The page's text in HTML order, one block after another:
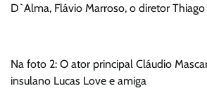
D`Alma, Flávio Marroso, o diretor
Na foto 2: O ator principal Cláudio
insulano Lucas Love e amiga